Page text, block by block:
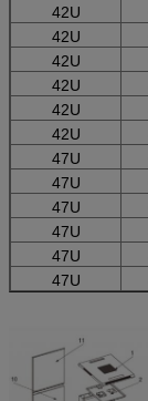
42U
42U
42U
42U
42U
42U
47U
47U
47U
47U
47U
47U